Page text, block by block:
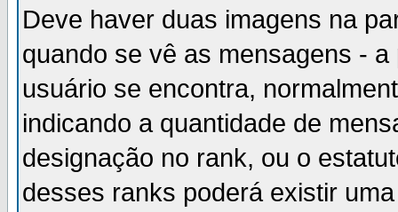
Deve haver duas imagens na
quando se vê as mensagens -
usuário se encontra,
indicando a quantidade de
designação no rank, ou o
desses ranks poderá existir